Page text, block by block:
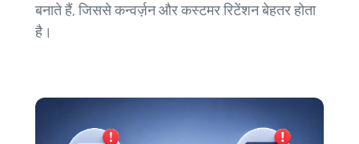
बनाते हैं, जिससे कन्वर्ज़न और कस्टमर रिटेंशन बेहतर होता
है।